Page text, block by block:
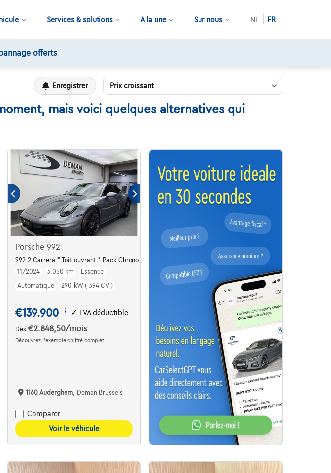
Services & solutions A la une Sur nous NL FR
offerts
Enregistrer
mais voici quelques alternatives qui
Porsche 992
992.2 Carrera * Toit ouvrant * Pack Chrono * ACC
11/2024
3.050 km
Essence
Automatique
290 kW ( 394 CV )
€139.900 1 ✓ TVA déductible
Dès €2.848,50/mois
Découvrez l’exemple chiffré complet
1160 Auderghem, Deman Brussels
Comparer
Voir le véhicule